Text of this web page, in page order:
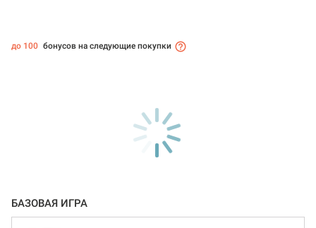
до 100 бонусов на следующие покупки
БАЗОВАЯ ИГРА